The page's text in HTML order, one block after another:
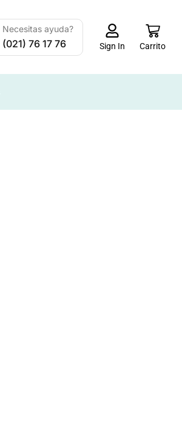
Necesitas ayuda?
(021) 76 17 76 Sign In Carrito